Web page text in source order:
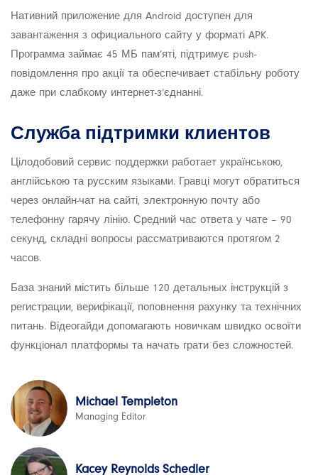
Нативний приложение для Android доступен для
завантаження з официального сайту у форматі APK.
Программа займає 45 МБ пам’яті, підтримує push-
повідомлення про акції та обеспечивает стабільну роботу
даже при слабкому интернет-з’єднанні.
Служба підтримки клиентов
Цілодобовий сервис поддержки работает українською,
англійською та русским языками. Гравці могут обратиться
через онлайн-чат на сайті, электронную почту або
телефонну гарячу лінію. Средний час ответа у чате – 90
секунд, складні вопросы рассматриваются протягом 2
часов.
База знаний містить більше 120 детальных інструкцій з
регистрации, верифікації, поповнення рахунку та технічних
питань. Відеогайди допомагають новичкам швидко освоїти
функціонал платформы та начать грати без сложностей.
Michael Templeton
Managing Editor
Kacey Reynolds Schedler